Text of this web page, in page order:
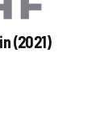
(2021)